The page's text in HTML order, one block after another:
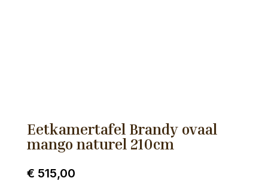
Eetkamertafel Brandy ovaal
mango naturel 210cm
€ 515,00